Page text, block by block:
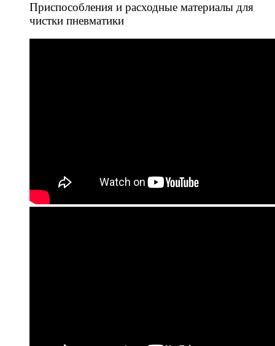
Приспособления и расходные материалы для
чистки пневматики